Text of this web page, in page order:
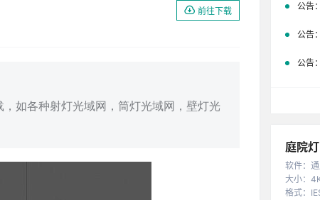
前往下载
如各种射灯光域网，筒灯光域网，壁灯光
公告：
公告：
公告：
庭院
软件：
大小：
格式：